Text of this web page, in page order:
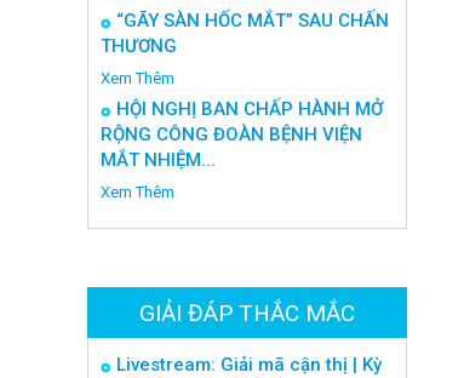
“GÃY SÀN HỐC MẮT” SAU CHẤN
THƯƠNG
Xem Thêm
HỘI NGHỊ BAN CHẤP HÀNH MỞ
RỘNG CÔNG ĐOÀN BỆNH VIỆN
MẮT NHIỆM...
Xem Thêm
GIẢI ĐÁP THẮC MẮC
Livestream: Giải mã cận thị | Kỳ